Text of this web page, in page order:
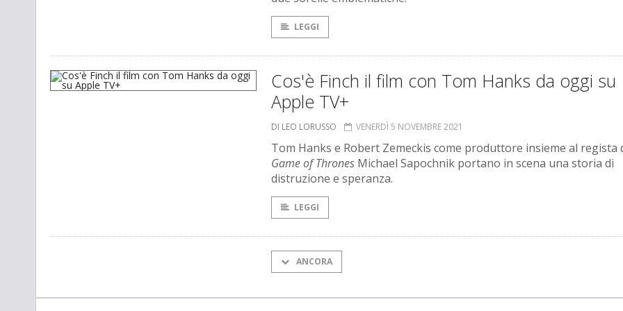
LEGGI
Cos'è Finch il film con Tom Hanks da oggi su
Apple TV+
DI LEO LORUSSO VENERDÌ 5 NOVEMBRE 2021
Tom Hanks e Robert Zemeckis come produttore insieme al regista
Game of Thrones Michael Sapochnik portano in scena una storia di
distruzione e speranza.
LEGGI
ANCORA